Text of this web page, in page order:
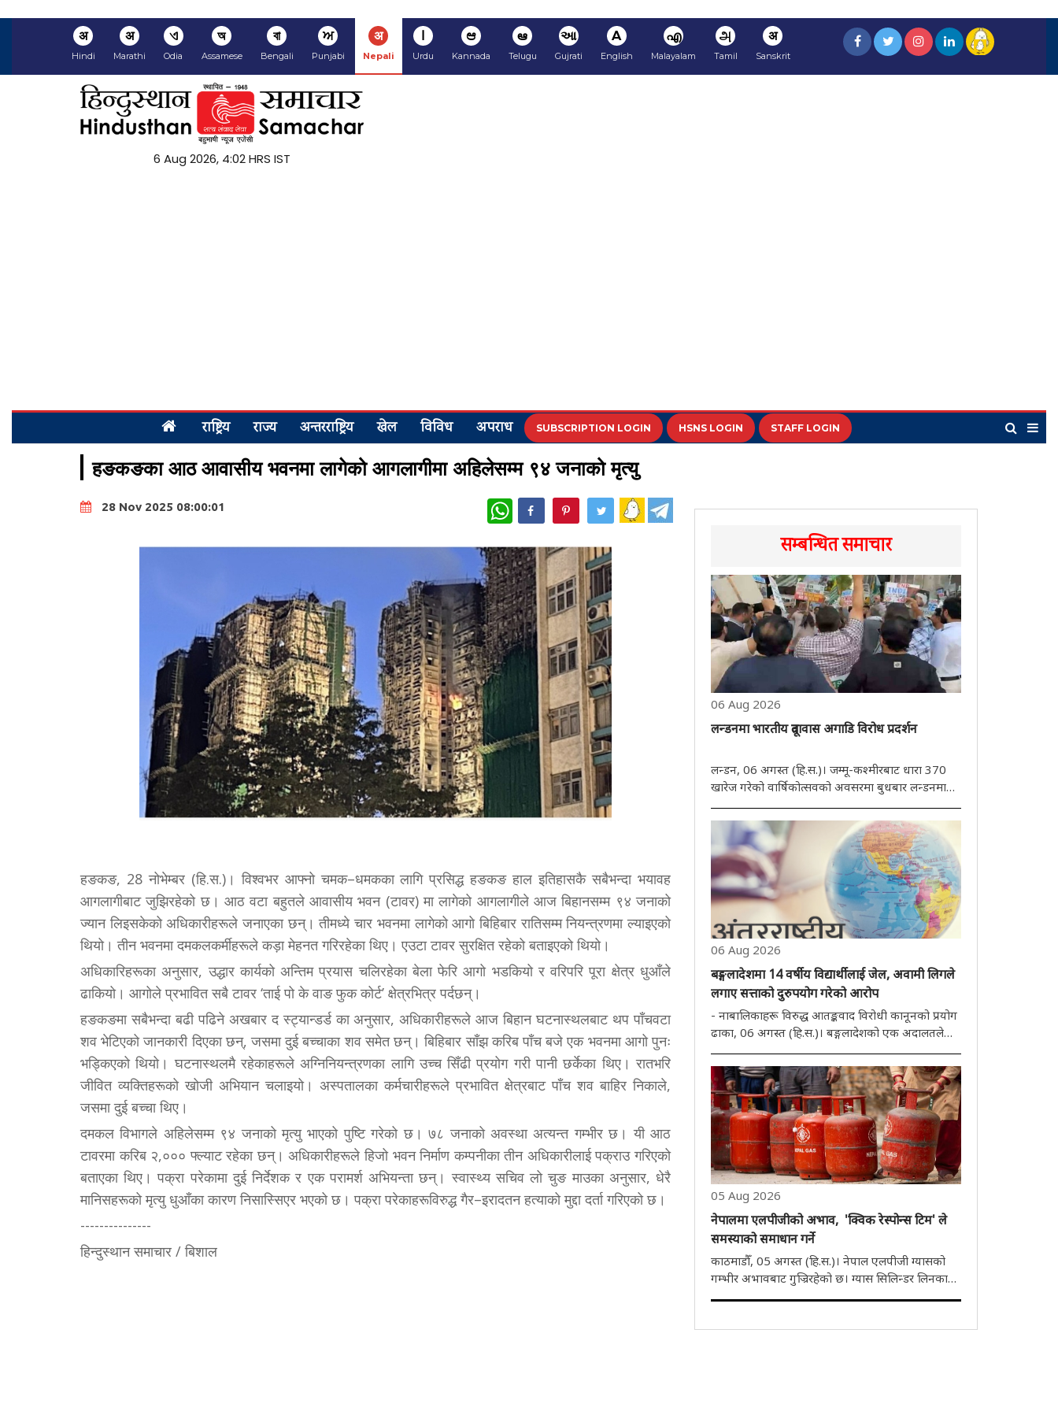
अ
Hindi
अ
Marathi
ଏ
Odia
অ
Assamese
বা
Bengali
ਅ
Punjabi
अ
Nepali
ا
Urdu
ಆ
Kannada
ఆ
Telugu
આ
Gujrati
A
English
എ
Malayalam
அ
Tamil
अ
Sanskrit
6 Aug 2026, 4:02 HRS IST
राष्ट्रिय राज्य अन्तरराष्ट्रिय खेल विविध अपराध SUBSCRIPTION LOGIN HSNS LOGIN STAFF LOGIN
हङकङका आठ आवासीय भवनमा लागेको आगलागीमा अहिलेसम्म ९४ जनाको मृत्यु
28 Nov 2025 08:00:01 WhatsApp
हङकङ, 28 नोभेम्बर (हि.स.)। विश्वभर आफ्नो चमक–धमकका लागि प्रसिद्ध हङकङ हाल इतिहासकै सबैभन्दा भयावह
आगलागीबाट जुझिरहेको छ। आठ वटा बहुतले आवासीय भवन (टावर) मा लागेको आगलागीले आज बिहानसम्म ९४ जनाको
ज्यान लिइसकेको अधिकारीहरूले जनाएका छन्। तीमध्ये चार भवनमा लागेको आगो बिहिबार रातिसम्म नियन्त्रणमा ल्याइएको
थियो। तीन भवनमा दमकलकर्मीहरूले कड़ा मेहनत गरिरहेका थिए। एउटा टावर सुरक्षित रहेको बताइएको थियो।
अधिकारिहरूका अनुसार, उद्धार कार्यको अन्तिम प्रयास चलिरहेका बेला फेरि आगो भडकियो र वरिपरि पूरा क्षेत्र धुआँले
ढाकियो। आगोले प्रभावित सबै टावर ‘ताई पो के वाङ फुक कोर्ट’ क्षेत्रभित्र पर्दछन्।
हङकङमा सबैभन्दा बढी पढिने अखबार द स्ट्यान्डर्ड का अनुसार, अधिकारीहरूले आज बिहान घटनास्थलबाट थप पाँचवटा
शव भेटिएको जानकारी दिएका छन्, जसमा दुई बच्चाका शव समेत छन्। बिहिबार साँझ करिब पाँच बजे एक भवनमा आगो पुनः
भड्किएको थियो। घटनास्थलमै रहेकाहरूले अग्निनियन्त्रणका लागि उच्च सिँढी प्रयोग गरी पानी छर्केका थिए। रातभरि
जीवित व्यक्तिहरूको खोजी अभियान चलाइयो। अस्पतालका कर्मचारीहरूले प्रभावित क्षेत्रबाट पाँच शव बाहिर निकाले,
जसमा दुई बच्चा थिए।
दमकल विभागले अहिलेसम्म ९४ जनाको मृत्यु भाएको पुष्टि गरेको छ। ७८ जनाको अवस्था अत्यन्त गम्भीर छ। यी आठ
टावरमा करिब २,००० फ्ल्याट रहेका छन्। अधिकारीहरूले हिजो भवन निर्माण कम्पनीका तीन अधिकारीलाई पक्राउ गरिएको
बताएका थिए। पक्रा परेकामा दुई निर्देशक र एक परामर्श अभियन्ता छन्। स्वास्थ्य सचिव लो चुङ माउका अनुसार, धेरै
मानिसहरूको मृत्यु धुआँका कारण निसास्सिएर भएको छ। पक्रा परेकाहरूविरुद्ध गैर–इरादतन हत्याको मुद्दा दर्ता गरिएको छ।
---------------
हिन्दुस्थान समाचार / बिशाल
सम्बन्धित समाचार
06 Aug 2026
लन्डनमा भारतीय दूतावास अगाडि विरोध प्रदर्शन
लन्डन, 06 अगस्त (हि.स.)। जम्मू-कश्मीरबाट धारा 370
खारेज गरेको वार्षिकोत्सवको अवसरमा बुधबार लन्डनमा
प्रदर्शनकारीहरूले कश्मीरको नारा समेत लगाए। यस
वार्षिकोत्सवलाई यौम-ए-इस्तेहाल कश्मीर (कश्मीर शोषण
दिवस) ..
06 Aug 2026
बङ्गलादेशमा 14 वर्षीय विद्यार्थीलाई जेल, अवामी लिगले
लगाए सत्ताको दुरुपयोग गरेको आरोप
- नाबालिकाहरू विरुद्ध आतङ्कवाद विरोधी कानूनको प्रयोग
ढाका, 06 अगस्त (हि.स.)। बङ्गलादेशको एक अदालतले
वर्षीय स्कूलका बालकलाई न्यायिक हिरासतमा पठाएको छ।
विपक्षी अवामी लिगले यस कारबाहीमा सरकारमाथि..
05 Aug 2026
नेपालमा एलपीजीको अभाव, 'क्विक रेस्पोन्स टिम' ले
समस्याको समाधान गर्ने
काठमाडौँ, 05 अगस्त (हि.स.)। नेपाल एलपीजी ग्यासको
गम्भीर अभावबाट गुज्रिरहेको छ। ग्यास सिलिन्डर लिनका
गर्न क्विक रेस्पोन्स टिम (क्युआरटी) गठन गरेको छ। उद..